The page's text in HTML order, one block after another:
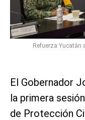
Refuerza Yucatán
El Gobernador
la primera
de Protección